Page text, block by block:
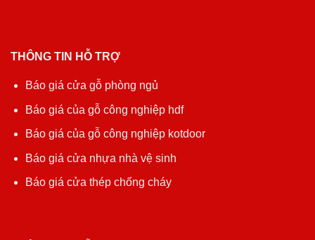
THÔNG TIN HỖ TRỢ
Báo giá cửa gỗ phòng ngủ
Báo giá của gỗ công nghiệp hdf
Báo giá của gỗ công nghiệp kotdoor
Báo giá cửa nhựa nhà vệ sinh
Báo giá cửa thép chống cháy